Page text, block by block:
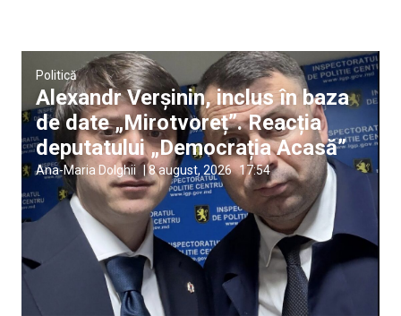
Politică
Alexandr Verșinin, inclus în baza
de date „Mirotvoreț”. Reacția
deputatului „Democrația Acasă”
Ana-Maria Dolghii | 8 august, 2026 17:54